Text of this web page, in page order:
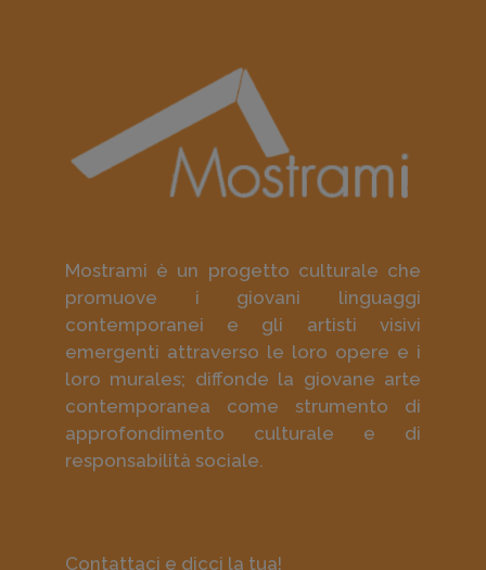
Mostrami è un progetto culturale che
promuove i giovani linguaggi
contemporanei e gli artisti visivi
emergenti attraverso le loro opere e i
loro murales; diffonde la giovane arte
contemporanea come strumento di
approfondimento culturale e di
responsabilità sociale.
Contattaci e dicci la tua!